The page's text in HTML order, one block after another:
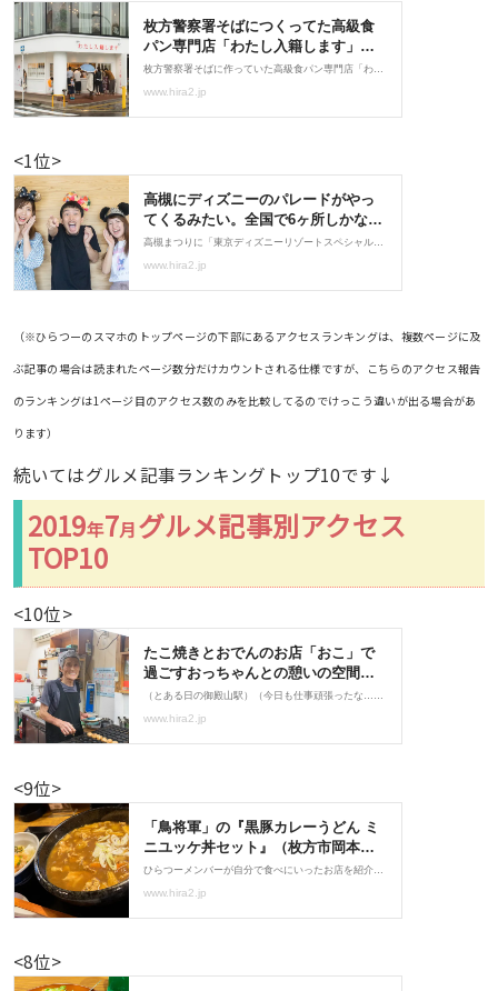
<1位>
（※ひらつーのスマホのトップページの下部にあるアクセスランキングは、複数ページに及
ぶ記事の場合は読まれたページ数分だけカウントされる仕様ですが、こちらのアクセス報告
のランキングは1ページ目のアクセス数のみを比較してるのでけっこう違いが出る場合があ
ります）
続いてはグルメ記事ランキングトップ10です↓
2019年7月グルメ記事別アクセス
TOP10
<10位>
<9位>
<8位>